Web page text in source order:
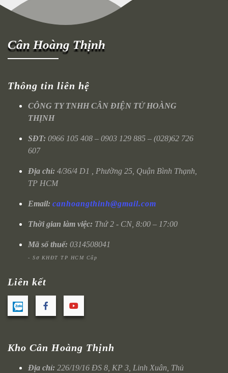
Cân Hoàng Thịnh
Thông tin liên hệ
CÔNG TY TNHH CÂN ĐIỆN TỬ HOÀNG
THỊNH
SĐT: 0966 105 408 – 0903 129 885 – (028)62 726
607
Địa chỉ: 4/36/4 D1 , Phường 25, Quận Bình Thạnh,
TP HCM
Email: canhoangthinh@gmail.com
Thời gian làm việc: Thứ 2 - CN, 8:00 – 17:00
Mã số thuế: 0314508041
- Sở KHĐT TP HCM Cấp
Liên kết
Kho Cân Hoàng Thịnh
Địa chỉ: 226/19/16 ĐS 8, KP 3, Linh Xuân, Thủ